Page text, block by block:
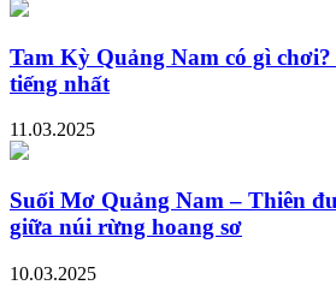
Tam Kỳ Quảng Nam có gì
tiếng nhất
11.03.2025
Suối Mơ Quảng Nam – Thiên
giữa núi rừng hoang sơ
10.03.2025